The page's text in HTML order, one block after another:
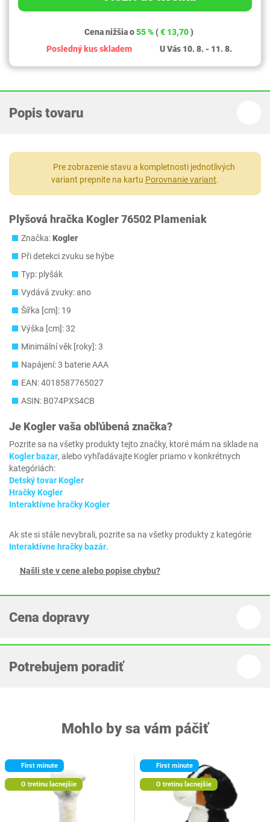
Cena nižšia o55 % (€ 13,70)
Posledný kus skladem
U Vás 10. 8. - 11. 8.
Popis tovaru
Pre zobrazenie stavu a kompletnosti jednotlivých
variant prepnite na kartu Porovnanie variant.
Plyšová hračka Kogler 76502 Plameniak
Značka:Kogler
Při detekci zvuku se hýbe
Typ: plyšák
Vydává zvuky: ano
Šířka [cm]: 19
Výška [cm]: 32
Minimální věk [roky]: 3
Napájení: 3 baterie AAA
EAN: 4018587765027
ASIN: B074PXS4CB
Je Koglervaša obľúbená značka?
Pozrite sa na všetky produkty tejto značky, ktoré mám na sklade na
Kogler bazar, alebo vyhľadávajte Kogler priamo v konkrétnych
kategóriách:
Detský tovar Kogler
Hračky Kogler
Interaktívne hračky Kogler
Ak ste si stále nevybrali, pozrite sa na všetky produkty z kategórie
Interaktívne hračky bazár.
Našli ste v cene alebo popise chybu?
Cena dopravy
Potrebujem poradiť
Mohlo by sa vám páčiť
First minute
O tretinu lacnejšie
First minute
O tretinu lacnejšie